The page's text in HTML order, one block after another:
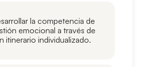
la competencia de
emocional a través de
itinerario individualizado.